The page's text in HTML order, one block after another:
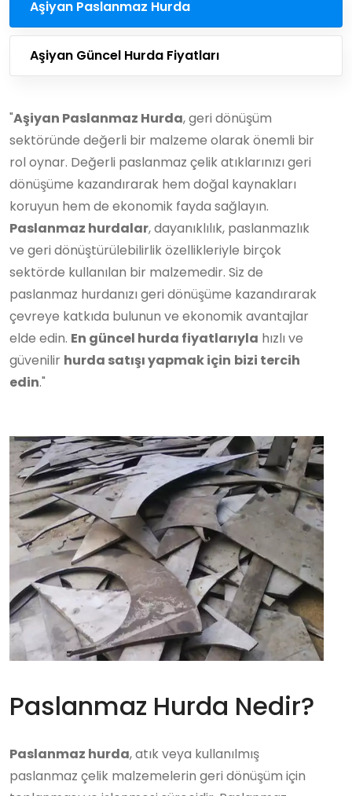
Aşiyan Paslanmaz Hurda
Aşiyan Güncel Hurda Fiyatları
"Aşiyan Paslanmaz Hurda, geri dönüşüm
sektöründe değerli bir malzeme olarak önemli bir
rol oynar. Değerli paslanmaz çelik atıklarınızı geri
dönüşüme kazandırarak hem doğal kaynakları
koruyun hem de ekonomik fayda sağlayın.
Paslanmaz hurdalar, dayanıklılık, paslanmazlık
ve geri dönüştürülebilirlik özellikleriyle birçok
sektörde kullanılan bir malzemedir. Siz de
paslanmaz hurdanızı geri dönüşüme kazandırarak
çevreye katkıda bulunun ve ekonomik avantajlar
elde edin. En güncel hurda fiyatlarıyla hızlı ve
güvenilir hurda satışı yapmak için bizi tercih
edin."
Paslanmaz Hurda Nedir?
Paslanmaz hurda, atık veya kullanılmış
paslanmaz çelik malzemelerin geri dönüşüm için